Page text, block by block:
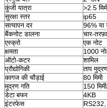
कुंजी यात्रा
>2.5
सुरक्षा स्तर
ip65
सत्यापन दर
96%
बैंकनोट डालना
चार-तरफ़ा
एस्क्रो
एक नोट
क्षमता
1000
ऑटो-कटर
शामिल
प्रौद्योगिकी
ताप
कागज की चौड़ाई
80 मिमी
मुद्रण गति
150
डेटा बफर
4KB
इंटरफेस
RS232,